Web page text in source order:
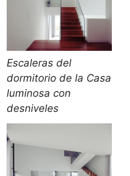
Escaleras del
dormitorio de la Casa
luminosa con
desniveles